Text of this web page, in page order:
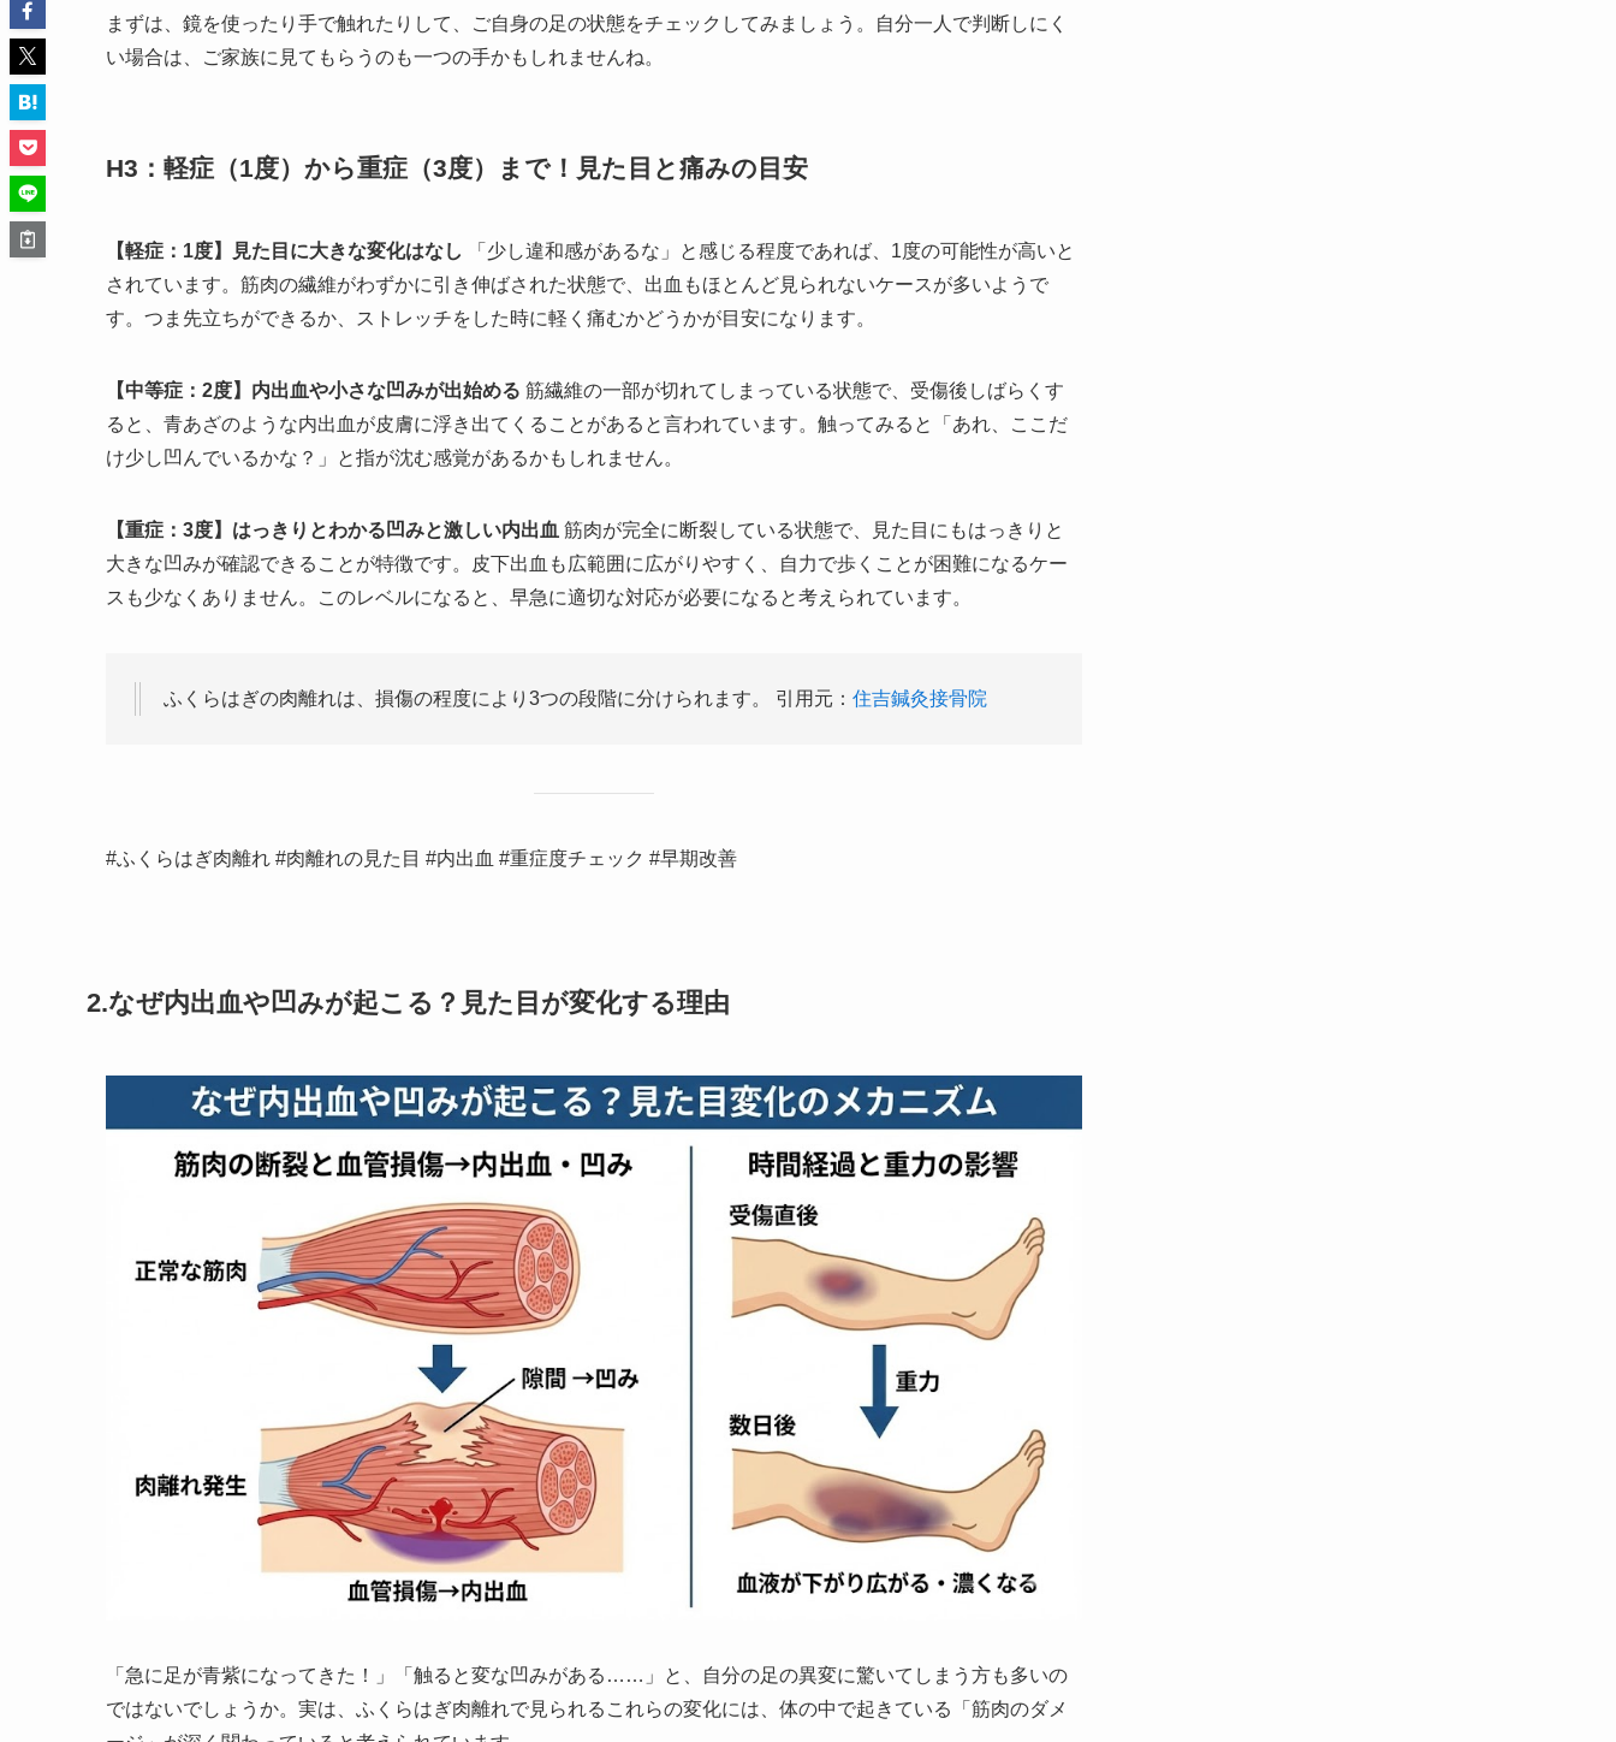
まずは、鏡を使ったり手で触れたりして、ご自身の足の状態をチェックしてみましょう。自分一人で判断しにく
い場合は、ご家族に見てもらうのも一つの手かもしれませんね。
H3：軽症（1度）から重症（3度）まで！見た目と痛みの目安
【軽症：1度】見た目に大きな変化はなし
「少し違和感があるな」と感じる程度であれば、1度の可能性が高いと
されています。筋肉の繊維がわずかに引き伸ばされた状態で、出血もほとんど見られないケースが多いようで
す。つま先立ちができるか、ストレッチをした時に軽く痛むかどうかが目安になります。
【中等症：2度】内出血や小さな凹みが出始める 筋繊維の一部が切れてしまっている状態で、受傷後しばらくす
ると、青あざのような内出血が皮膚に浮き出てくることがあると言われています。触ってみると「あれ、ここだ
け少し凹んでいるかな？」と指が沈む感覚があるかもしれません。
【重症：3度】はっきりとわかる凹みと激しい内出血 筋肉が完全に断裂している状態で、見た目にもはっきりと
大きな凹みが確認できることが特徴です。皮下出血も広範囲に広がりやすく、自力で歩くことが困難になるケー
スも少なくありません。このレベルになると、早急に適切な対応が必要になると考えられています。
ふくらはぎの肉離れは、損傷の程度により3つの段階に分けられます。 引用元： 住吉鍼灸接骨院
#ふくらはぎ肉離れ #肉離れの見た目 #内出血 #重症度チェック #早期改善
2.なぜ内出血や凹みが起こる？見た目が変化する理由
「急に足が青紫になってきた！」「触ると変な凹みがある……」と、自分の足の異変に驚いてしまう方も多いの
ではないでしょうか。実は、ふくらはぎ肉離れで見られるこれらの変化には、体の中で起きている「筋肉のダメ